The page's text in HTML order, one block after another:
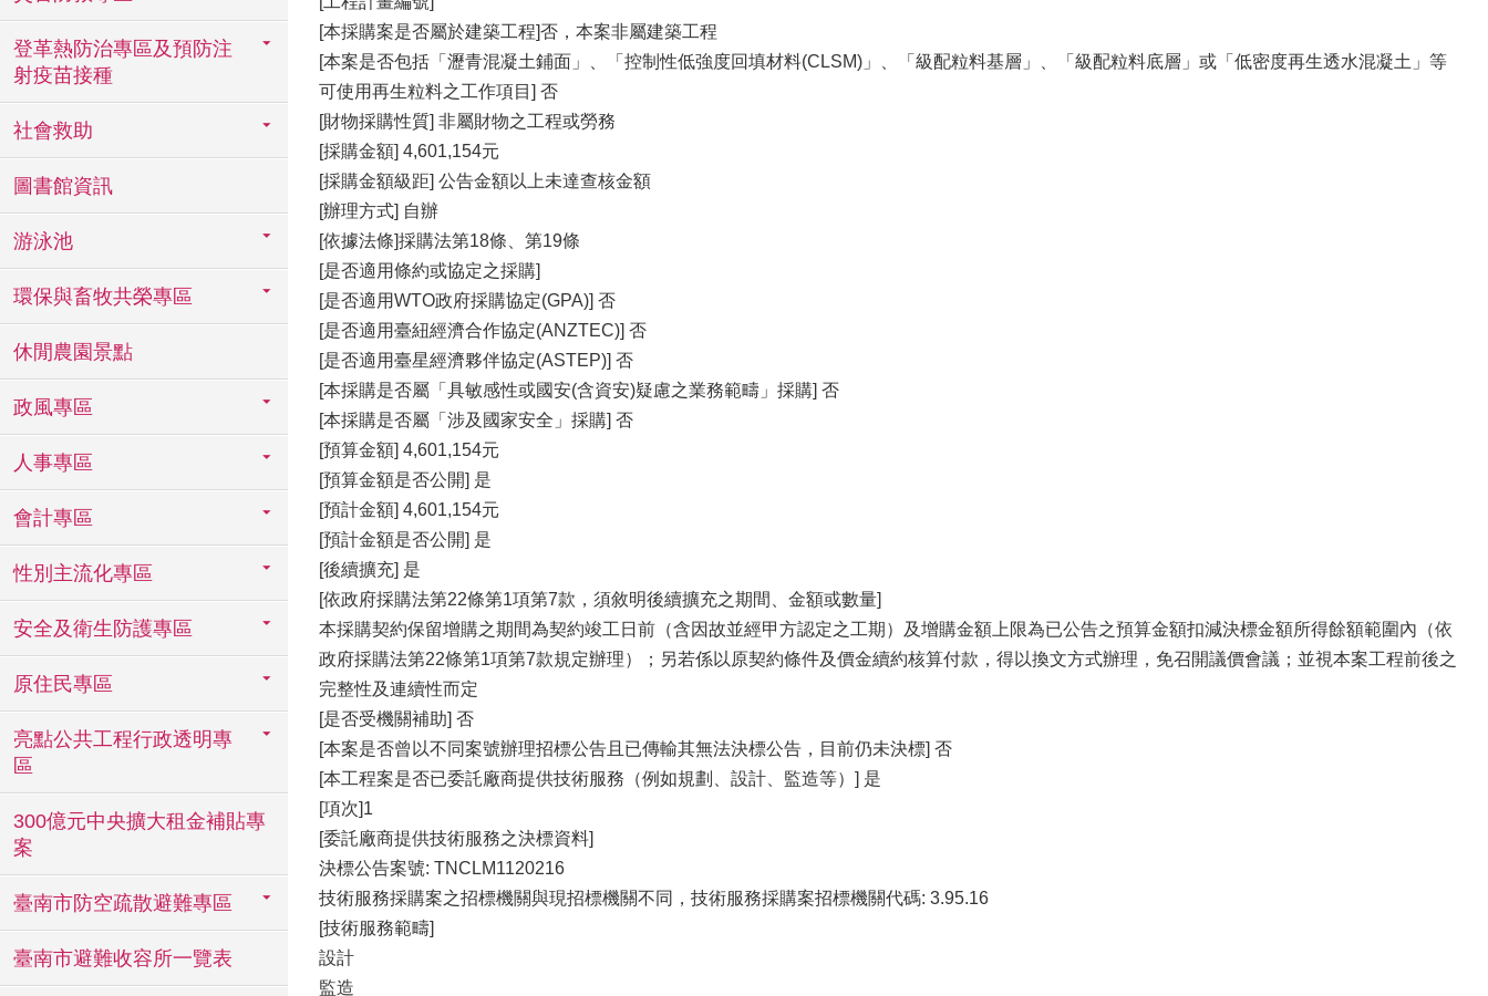
登革熱防治專區及預防注
射疫苗接種
社會救助
圖書館資訊
游泳池
環保與畜牧共榮專區
休閒農園景點
政風專區
人事專區
會計專區
性別主流化專區
安全及衛生防護專區
原住民專區
亮點公共工程行政透明專
區
300億元中央擴大租金補貼專
案
臺南市防空疏散避難專區
臺南市避難收容所一覽表
[本採購案是否屬於建築工程]否，本案非屬建築工程
[本案是否包括「瀝青混凝土鋪面」、「控制性低強度回填材料(CLSM)」、「級配粒料基層」、「級配粒料底層」或「低密度再生透水混凝土」等
可使用再生粒料之工作項目] 否
[財物採購性質] 非屬財物之工程或勞務
[採購金額] 4,601,154元
[採購金額級距] 公告金額以上未達查核金額
[辦理方式] 自辦
[依據法條]採購法第18條、第19條
[是否適用條約或協定之採購]
[是否適用WTO政府採購協定(GPA)] 否
[是否適用臺紐經濟合作協定(ANZTEC)] 否
[是否適用臺星經濟夥伴協定(ASTEP)] 否
[本採購是否屬「具敏感性或國安(含資安)疑慮之業務範疇」採購] 否
[本採購是否屬「涉及國家安全」採購] 否
[預算金額] 4,601,154元
[預算金額是否公開] 是
[預計金額] 4,601,154元
[預計金額是否公開] 是
[後續擴充] 是
[依政府採購法第22條第1項第7款，須敘明後續擴充之期間、金額或數量]
本採購契約保留增購之期間為契約竣工日前（含因故並經甲方認定之工期）及增購金額上限為已公告之預算金額扣減決標金額所得餘額範圍內（依
政府採購法第22條第1項第7款規定辦理）；另若係以原契約條件及價金續約核算付款，得以換文方式辦理，免召開議價會議；並視本案工程前後之
完整性及連續性而定
[是否受機關補助] 否
[本案是否曾以不同案號辦理招標公告且已傳輸其無法決標公告，目前仍未決標] 否
[本工程案是否已委託廠商提供技術服務（例如規劃、設計、監造等）] 是
[項次]1
[委託廠商提供技術服務之決標資料]
決標公告案號: TNCLM1120216
技術服務採購案之招標機關與現招標機關不同，技術服務採購案招標機關代碼: 3.95.16
[技術服務範疇]
設計
監造